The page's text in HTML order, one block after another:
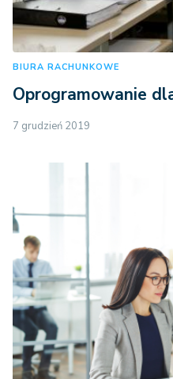
BIURA RACHUNKOWE
Oprogramowanie
7 grudzień 2019